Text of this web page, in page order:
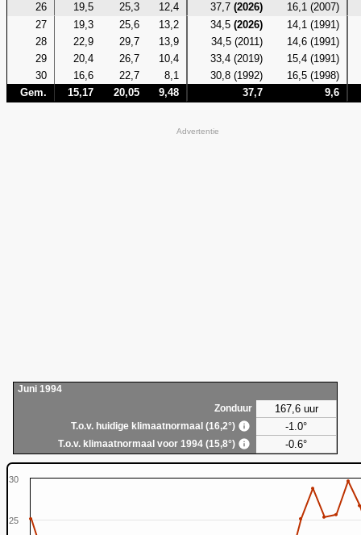
26
19,5 25,3 12,4 37,7(2026)
16,1 (2007)
27
19,3 25,6 13,2 34,5(2026)
14,1 (1991)
28
22,9 29,7 13,9 34,5 (2011)
14,6 (1991)
29
20,4 26,7 10,4 33,4 (2019)
15,4 (1991)
30
16,6 22,7 8,1 30,8 (1992)
16,5 (1998)
Gem.
15,17 20,05 9,48 37,7 9,6
Advertentie
Juni 1994
Zonduur
167,6 uur
T.o.v. huidige klimaatnormaal (16,2°) -1.0°
T.o.v. klimaatnormaal voor 1994 (15,8°) -0.6°
25
30